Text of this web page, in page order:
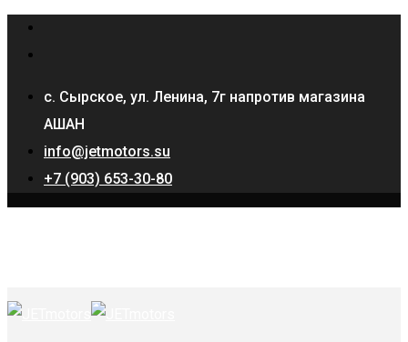
с. Сырское, ул. Ленина, 7г напротив магазина
АШАН
info@jetmotors.su
+7 (903) 653-30-80